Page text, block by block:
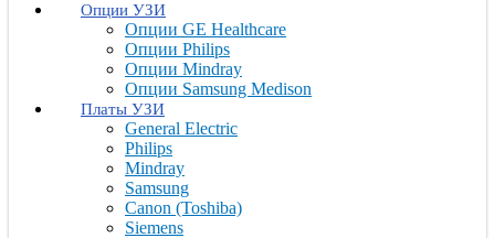
Опции УЗИ
Опции GE Healthcare
Опции Philips
Опции Mindray
Опции Samsung Medison
Платы УЗИ
General Electric
Philips
Mindray
Samsung
Canon (Toshiba)
Siemens